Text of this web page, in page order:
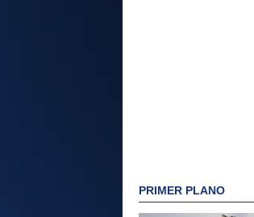
PRIMER PLANO